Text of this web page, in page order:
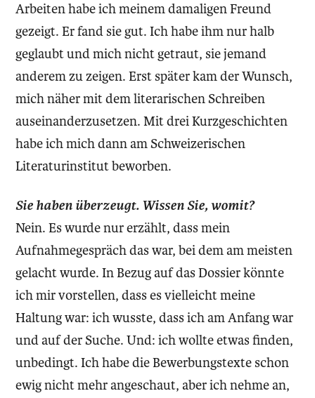
Arbeiten habe ich meinem damaligen Freund
gezeigt. Er fand sie gut. Ich habe ihm nur halb
geglaubt und mich nicht getraut, sie jemand
anderem zu zeigen. Erst später kam der Wunsch,
mich näher mit dem literarischen Schreiben
auseinanderzusetzen. Mit drei Kurzgeschichten
habe ich mich dann am Schweizerischen
Literaturinstitut beworben.
Sie haben überzeugt. Wissen Sie, womit?
Nein. Es wurde nur erzählt, dass mein
Aufnahmegespräch das war, bei dem am meisten
gelacht wurde. In Bezug auf das Dossier könnte
ich mir vorstellen, dass es vielleicht meine
Haltung war: ich wusste, dass ich am Anfang war
und auf der Suche. Und: ich wollte etwas finden,
unbedingt. Ich habe die Bewerbungstexte schon
ewig nicht mehr angeschaut, aber ich nehme an,